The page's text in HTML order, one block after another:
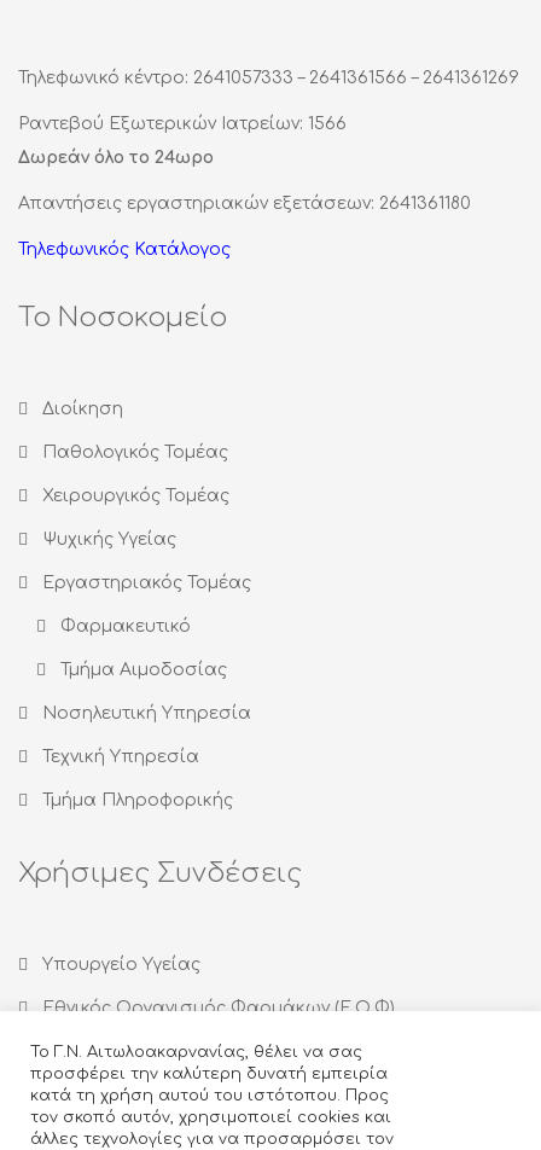
Τηλεφωνικό κέντρο: 2641057333 – 2641361566 – 2641361269
Ραντεβού Εξωτερικών Ιατρείων: 1566
Δωρεάν όλο το 24ωρο
Απαντήσεις εργαστηριακών εξετάσεων: 2641361180
Τηλεφωνικός Κατάλογος
Το Νοσοκομείο
Διοίκηση
Παθολογικός Τομέας
Χειρουργικός Τομέας
Ψυχικής Υγείας
Εργαστηριακός Τομέας
Φαρμακευτικό
Τμήμα Αιμοδοσίας
Νοσηλευτική Υπηρεσία
Τεχνική Υπηρεσία
Τμήμα Πληροφορικής
Χρήσιμες Συνδέσεις
Υπουργείο Υγείας
Εθνικός Οργανισμός Φαρμάκων (Ε.Ο.Φ)
Εθνικός Οργανισμός Δημόσιας Υγείας (ΕΟΔΥ)
Οργανισμός κατά των Ναρκωτικών (ΟΚΑΝΑ)
Ιατρικός Σύλλογος Αγρινίου
Το Γ.Ν. Αιτωλοακαρνανίας, θέλει να σας
προσφέρει την καλύτερη δυνατή εμπειρία
κατά τη χρήση αυτού του ιστότοπου. Προς
τον σκοπό αυτόν, χρησιμοποιεί cookies και
άλλες τεχνολογίες για να προσαρμόσει τον